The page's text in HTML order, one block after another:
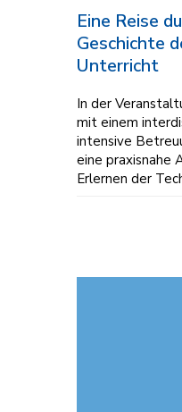
Eine Reise
Geschichte
Unterricht
In der
mit einem
intensive
eine praxisnahe
Erlernen der